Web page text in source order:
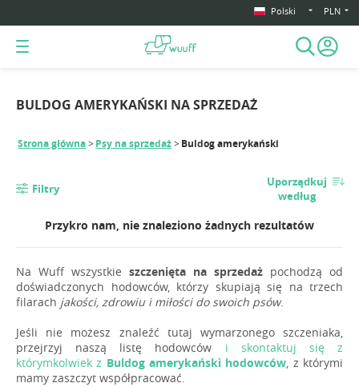
Polski PLN
BULDOG AMERYKAŃSKI NA SPRZEDAŻ
Strona główna Psy na sprzedaż Buldog amerykański
Filtry
Uporządkuj
według
Przykro nam, nie znaleziono żadnych rezultatów
Na Wuff wszystkie szczenięta na sprzedaż pochodzą od
doświadczonych hodowców, którzy skupiają się na trzech
filarach jakości, zdrowiu i miłości do swoich psów.
Jeśli nie możesz znaleźć tutaj wymarzonego szczeniaka,
przejrzyj naszą listę hodowców i skontaktuj się z
którymkolwiek z Buldog amerykański hodowców, z którymi
mamy zaszczyt współpracować.